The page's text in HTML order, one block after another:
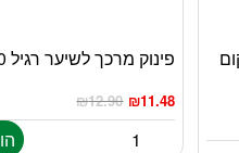
פינוק מרכך לשיער רגיל 700מ”ל
₪12.90 ₪11.48